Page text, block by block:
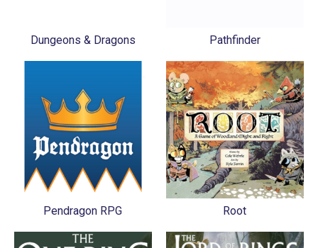
Dungeons & Dragons Pathfinder
Pendragon RPG Root